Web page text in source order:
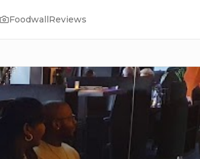
FoodwallReviews